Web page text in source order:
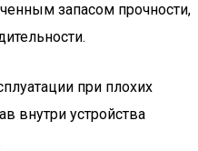
запасом прочности,
при плохих
внутри устройства